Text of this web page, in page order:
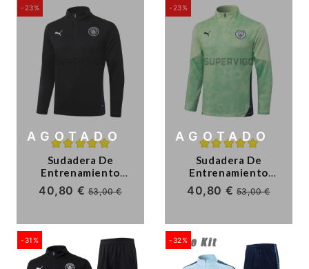
Premier League
Serie A
Ligue 1
Otras Ligas
Niños
Entrenamiento
-23%
Sudadera De
Entrenamiento
Manchester City
2025/2026
40,80 €53,00 €
AGOTADO
-23%
Sudadera De
Entrenamiento
Manchester City
2025/2026 Verde
40,80 €53,00 €
AGOTADO
-31% -32%